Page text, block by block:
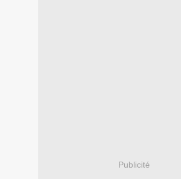
Publicité